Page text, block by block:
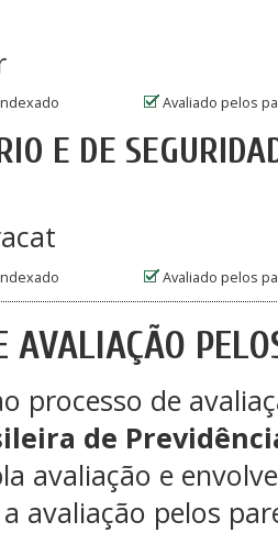
Avaliado pelos
E DE
Avaliado pelos
AVALIAÇÃO
processo de
de
avaliação e
avaliação pelos